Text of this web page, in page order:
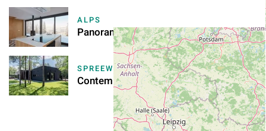
ALPS
Panorama Suites
SPREEWALD
Contemporary Wooden Lodge & Spa